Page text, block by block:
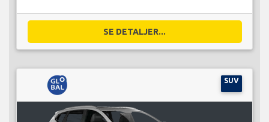
SE DETALJER...
SUV